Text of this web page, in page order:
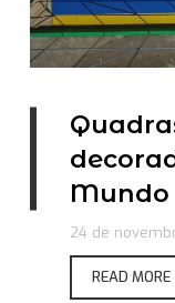
Mundo
24 de
READ MORE